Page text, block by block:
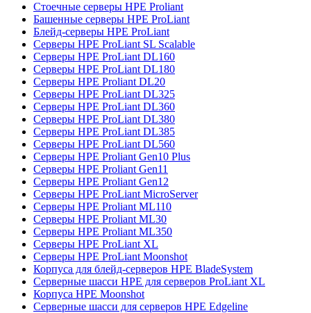
Стоечные серверы HPE Proliant
Башенные серверы HPE ProLiant
Блейд-серверы HPE ProLiant
Серверы HPE ProLiant SL Scalable
Серверы HPE ProLiant DL160
Серверы HPE ProLiant DL180
Серверы HPE Proliant DL20
Серверы HPE ProLiant DL325
Серверы HPE ProLiant DL360
Серверы HPE ProLiant DL380
Серверы HPE ProLiant DL385
Серверы HPE ProLiant DL560
Серверы HPE Proliant Gen10 Plus
Серверы HPE Proliant Gen11
Серверы HPE Proliant Gen12
Серверы HPE ProLiant MicroServer
Серверы HPE Proliant ML110
Серверы HPE Proliant ML30
Серверы HPE Proliant ML350
Серверы HPE ProLiant XL
Серверы HPE ProLiant Moonshot
Корпуса для блейд-серверов HPE BladeSystem
Серверные шасси HPE для серверов ProLiant XL
Корпуса HPE Moonshot
Серверные шасси для серверов HPE Edgeline